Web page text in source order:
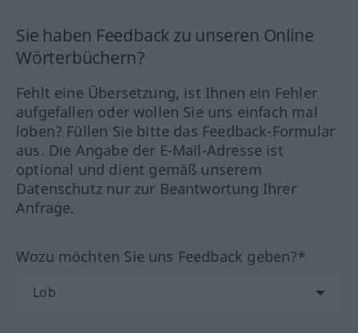
Sie haben Feedback zu unseren Online
Wörterbüchern?
Fehlt eine Übersetzung, ist Ihnen ein Fehler
aufgefallen oder wollen Sie uns einfach mal
loben? Füllen Sie bitte das Feedback-Formular
aus. Die Angabe der E-Mail-Adresse ist
optional und dient gemäß unserem
Datenschutz nur zur Beantwortung Ihrer
Anfrage.
Wozu möchten Sie uns Feedback geben?*